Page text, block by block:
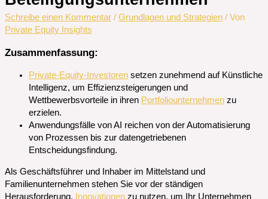
Schreibe einen Kommentar / Grundlagen und Strategien / Von
Private Equity Insights
Zusammenfassung:
Private-Equity-Investoren setzen zunehmend auf Künstliche
Intelligenz, um Effizienzsteigerungen und
Wettbewerbsvorteile in ihren Portfoliounternehmen zu
erzielen.
Anwendungsfälle von AI reichen von der Automatisierung
von Prozessen bis zur datengetriebenen
Entscheidungsfindung.
Als Geschäftsführer und Inhaber im Mittelstand und
Familienunternehmen stehen Sie vor der ständigen
Herausforderung, Innovationen zu nutzen, um Ihr Unternehmen